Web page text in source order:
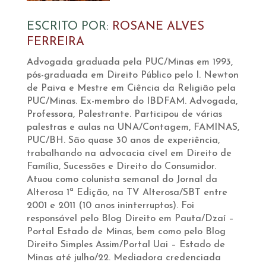
ESCRITO POR: ROSANE ALVES
FERREIRA
Advogada graduada pela PUC/Minas em 1993,
pós-graduada em Direito Público pelo I. Newton
de Paiva e Mestre em Ciência da Religião pela
PUC/Minas. Ex-membro do IBDFAM. Advogada,
Professora, Palestrante. Participou de várias
palestras e aulas na UNA/Contagem, FAMINAS,
PUC/BH. São quase 30 anos de experiência,
trabalhando na advocacia cível em Direito de
Família, Sucessões e Direito do Consumidor.
Atuou como colunista semanal do Jornal da
Alterosa 1ª Edição, na TV Alterosa/SBT entre
2001 e 2011 (10 anos ininterruptos). Foi
responsável pelo Blog Direito em Pauta/Dzaí –
Portal Estado de Minas, bem como pelo Blog
Direito Simples Assim/Portal Uai – Estado de
Minas até julho/22. Mediadora credenciada